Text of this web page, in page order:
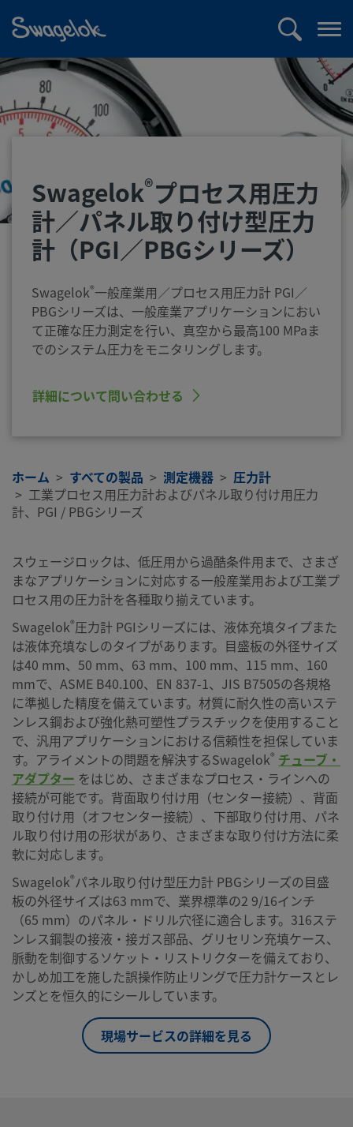
索
ニ
ュ
ー
を
開
Swagelok®プロセス用圧力
計／パネル取り付け型圧力
計（PGI／PBGシリーズ）
Swagelok®一般産業用／プロセス用圧力計 PGI／
PBGシリーズは、一般産業アプリケーションにおい
て正確な圧力測定を行い、真空から最高100 MPaま
でのシステム圧力をモニタリングします。
詳細について問い合わせる
ホーム すべての製品 測定機器
圧力計
工業プロセス用圧力計およびパネル取り付け用圧力
計、PGI / PBGシリーズ
スウェージロックは、低圧用から過酷条件用まで、さまざ
まなアプリケーションに対応する一般産業用および工業プ
ロセス用の圧力計を各種取り揃えています。
Swagelok®圧力計 PGIシリーズには、液体充填タイプまた
は液体充填なしのタイプがあります。目盛板の外径サイズ
は40 mm、50 mm、63 mm、100 mm、115 mm、160
mmで、ASME B40.100、EN 837-1、JIS B7505の各規格
に準拠した精度を備えています。材質に耐久性の高いステ
ンレス鋼および強化熱可塑性プラスチックを使用すること
で、汎用アプリケーションにおける信頼性を担保していま
す。アライメントの問題を解決するSwagelok® チューブ・
アダプター をはじめ、さまざまなプロセス・ラインへの
接続が可能です。背面取り付け用（センター接続）、背面
取り付け用（オフセンター接続）、下部取り付け用、パネ
ル取り付け用の形状があり、さまざまな取り付け方法に柔
軟に対応します。
Swagelok®パネル取り付け型圧力計 PBGシリーズの目盛
板の外径サイズは63 mmで、業界標準の2 9/16インチ
（65 mm）のパネル・ドリル穴径に適合します。316ステ
ンレス鋼製の接液・接ガス部品、グリセリン充填ケース、
脈動を制御するソケット・リストリクターを備えており、
かしめ加工を施した誤操作防止リングで圧力計ケースとレ
ンズとを恒久的にシールしています。
現場サービスの詳細を見る